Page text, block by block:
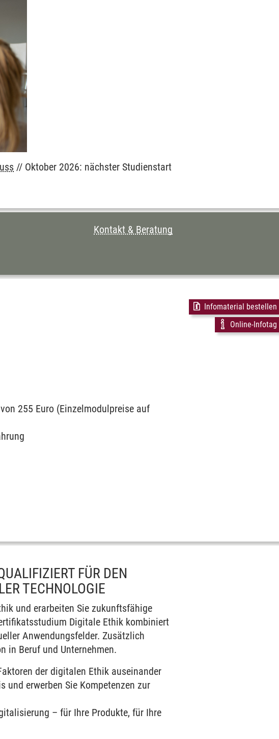
// Oktober 2026: nächster Studienstart
Kontakt & Beratung
Infomaterial bestellen
Online-Infotag
255 Euro (Einzelmodulpreise auf
FÜR DEN
TECHNOLOGIE
und erarbeiten Sie zukunftsfähige
Digitale Ethik kombiniert
Anwendungsfelder. Zusätzlich
in Beruf und Unternehmen.
der digitalen Ethik auseinander
und erwerben Sie Kompetenzen zur
– für Ihre Produkte, für Ihre